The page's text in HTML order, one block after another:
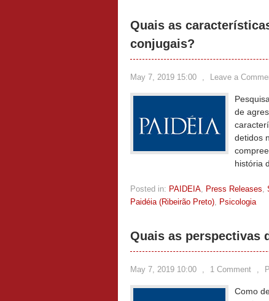
Quais as
conjugais?
May 7, 2019 15:00 , Leave a
de
detidos
história
Posted in: PAIDEIA, Press Releases,
Paidéia (Ribeirão Preto), Psicologia
Quais as perspectivas
May 7, 2019 10:00 , 1 Comment ,
Como